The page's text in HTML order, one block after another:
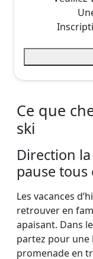
Ce que
ski
Direction
pause tous
Les vacances
retrouver en
apaisant. Dans
partez pour une
promenade en